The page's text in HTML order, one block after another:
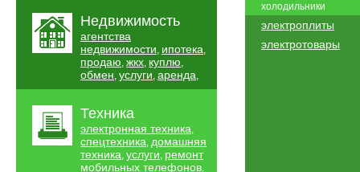
Недвижимость
агентства
недвижимости, ипотека,
продаю, жкх, куплю,
обмен, услуги, аренда,
Техника
электронная техника,
спецтехника, домашняя
техника, услуги, ремонт
мобильных телефонов,
холодильники
электроплиты
электротовары